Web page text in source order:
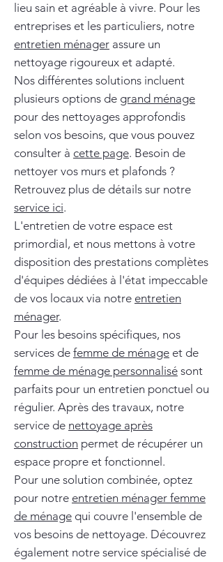
lieu sain et agréable à vivre. Pour les
entreprises et les particuliers, notre
entretien ménager assure un
nettoyage rigoureux et adapté.
Nos différentes solutions incluent
plusieurs options de grand ménage
pour des nettoyages approfondis
selon vos besoins, que vous pouvez
consulter à cette page. Besoin de
nettoyer vos murs et plafonds ?
Retrouvez plus de détails sur notre
service ici.
L'entretien de votre espace est
primordial, et nous mettons à votre
disposition des prestations complètes
d'équipes dédiées à l'état impeccable
de vos locaux via notre entretien
ménager.
Pour les besoins spécifiques, nos
services de femme de ménage et de
femme de ménage personnalisé sont
parfaits pour un entretien ponctuel ou
régulier. Après des travaux, notre
service de nettoyage après
construction permet de récupérer un
espace propre et fonctionnel.
Pour une solution combinée, optez
pour notre entretien ménager femme
de ménage qui couvre l'ensemble de
vos besoins de nettoyage. Découvrez
également notre service spécialisé de